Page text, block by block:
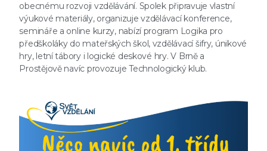
obecnému rozvoji vzdělávání. Spolek připravuje vlastní
výukové materiály, organizuje vzdělávací konference,
semináře a online kurzy, nabízí program Logika pro
předškoláky do mateřských škol, vzdělávací šifry, únikové
hry, letní tábory i logické deskové hry. V Brně a
Prostějově navíc provozuje Technologický klub.